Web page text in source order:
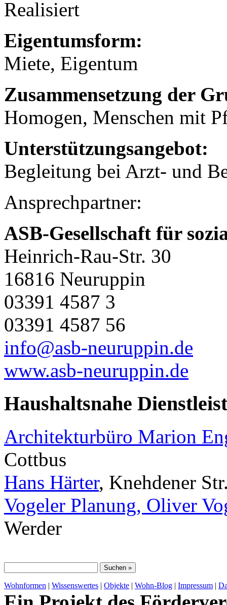
Realisiert
Eigentumsform:
Miete, Eigentum
Zusammensetzung der
Homogen, Menschen mit
Unterstützungsangebot:
Begleitung bei Arzt- und
Ansprechpartner:
ASB-Gesellschaft für
Heinrich-Rau-Str. 30
16816 Neuruppin
03391 4587 3
03391 4587 56
info@asb-neuruppin.de
www.asb-neuruppin.de
Haushaltsnahe
Architekturbüro Marion
Cottbus
Hans Härter, Knehdener
Vogeler Planung, Oliver
Werder
Wohnformen | Wissenswertes | Objekte | Wohn-Blog | Impressum |